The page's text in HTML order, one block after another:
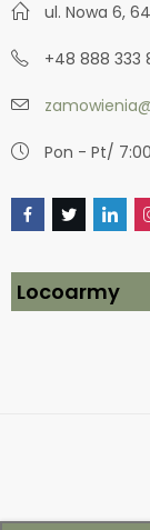
ul. Nowa 6,
+48 888 333
Pon - Pt/
Locoarmy